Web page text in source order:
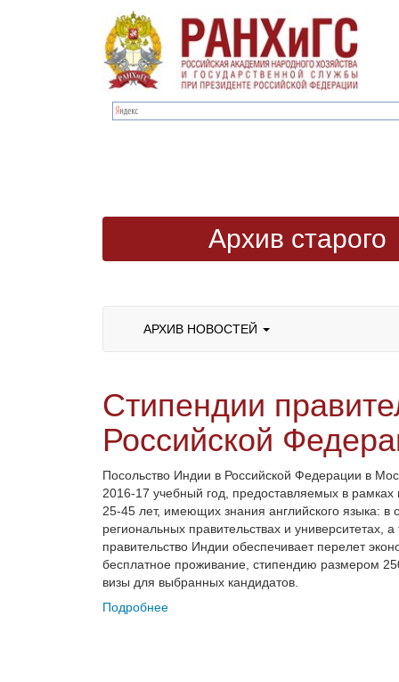
Архив старого
АРХИВ НОВОСТЕЙ
Стипендии
Российской
Посольство Индии в Российской Федерации в
2016-17 учебный год, предоставляемых в
25-45 лет, имеющих знания английского языка:
региональных правительствах и университетах,
правительство Индии обеспечивает перелет
бесплатное проживание, стипендию размером
визы для выбранных кандидатов.
Подробнее